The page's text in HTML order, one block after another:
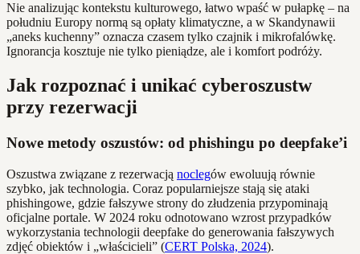
Nie analizując kontekstu kulturowego, łatwo wpaść w pułapkę – na
południu Europy normą są opłaty klimatyczne, a w Skandynawii
„aneks kuchenny” oznacza czasem tylko czajnik i mikrofalówkę.
Ignorancja kosztuje nie tylko pieniądze, ale i komfort podróży.
Jak rozpoznać i unikać cyberoszustw
przy rezerwacji
Nowe metody oszustów: od phishingu po deepfake’i
Oszustwa związane z rezerwacją noclegów ewoluują równie
szybko, jak technologia. Coraz popularniejsze stają się ataki
phishingowe, gdzie fałszywe strony do złudzenia przypominają
oficjalne portale. W 2024 roku odnotowano wzrost przypadków
wykorzystania technologii deepfake do generowania fałszywych
zdjęć obiektów i „właścicieli” (CERT Polska, 2024).